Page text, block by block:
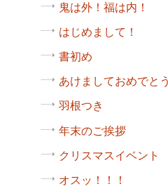
鬼は外！福は内！
はじめまして！
書初め
あけましておめでと
羽根つき
年末のご挨拶
クリスマスイベント
オスッ！！！